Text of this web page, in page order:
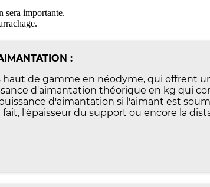
sera importante.
:
de gamme en néodyme, qui offrent
d'aimantation théorique en kg qui
d'aimantation si l'aimant est
l'épaisseur du support ou encore la